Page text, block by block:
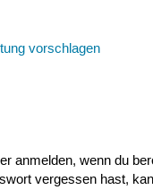
vorschlagen
anmelden, wenn du
vergessen hast,